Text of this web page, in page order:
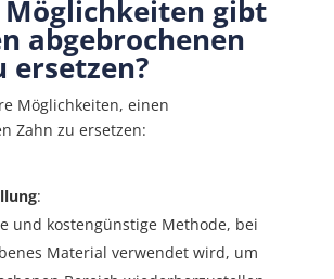
Möglichkeiten gibt
abgebrochenen
ersetzen?
Möglichkeiten, einen
Zahn zu ersetzen:
:
und kostengünstige Methode, bei
Material verwendet wird, um